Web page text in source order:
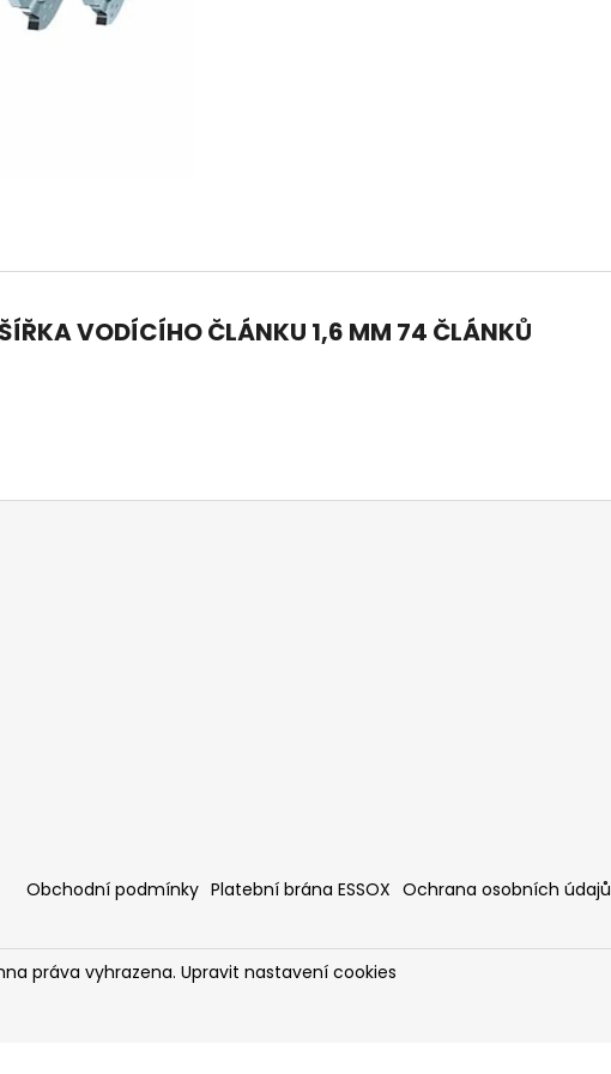
VODÍCÍHO ČLÁNKU 1,6 MM 74 ČLÁNKŮ
14 290 Kč
Původně:
Obchodní podmínky Platební brána ESSOX Ochrana osobních údajů
práva vyhrazena. Upravit nastavení cookies